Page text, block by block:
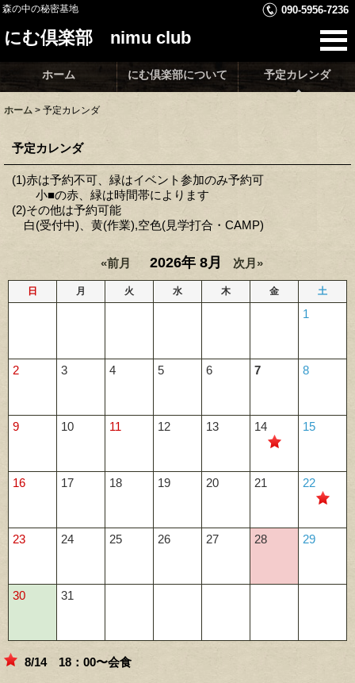
森の中の秘密基地 090-5956-7236
にむ倶楽部 nimu club
ホーム にむ倶楽部について 予定カレンダ
ホーム > 予定カレンダ
予定カレンダ
(1)赤は予約不可、緑はイベント参加のみ予約可
小■の赤、緑は時間帯によります
(2)その他は予約可能
白(受付中)、黄(作業),空色(見学打合・CAMP)
«前月 2026年 8月 次月»
日 月 火 水 木 金 土
1
2 3 4 5 6 7 8
9 10 11 12 13 14 15
16 17 18 19 20 21 22
23 24 25 26 27 28 29
30 31
8/14 18：00〜会食